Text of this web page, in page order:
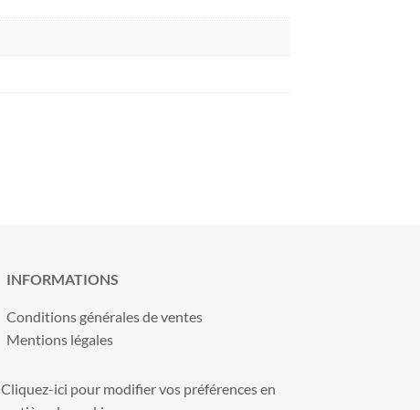
INFORMATIONS
Conditions générales de ventes
Mentions légales
Cliquez-ici pour modifier vos préférences en